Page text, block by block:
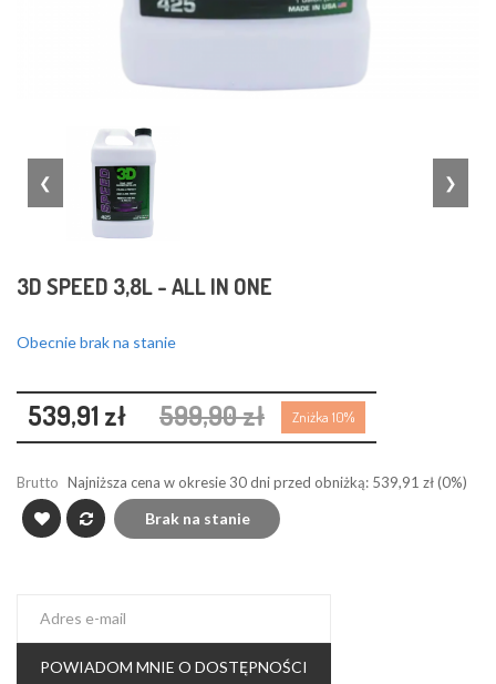
❮ ❯
3D SPEED 3,8L - ALL IN ONE
Obecnie brak na stanie
539,91 zł 599,90 zł Zniżka 10%
Brutto Najniższa cena w okresie 30 dni przed obniżką: 539,91 zł(0%)
Brak na stanie
POWIADOM MNIE O DOSTĘPNOŚCI